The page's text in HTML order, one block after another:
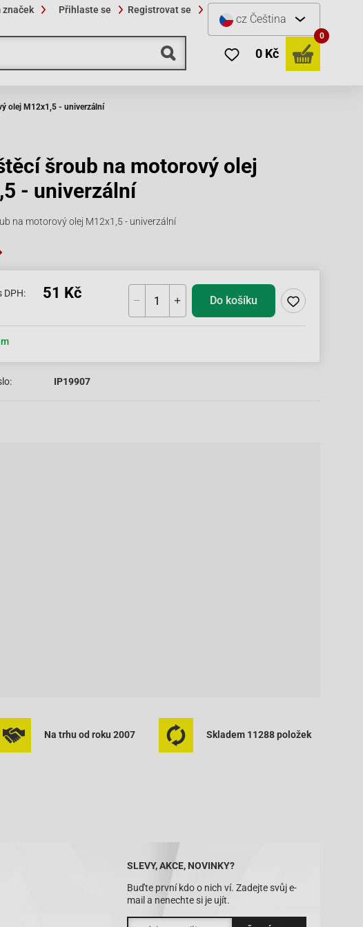
značek Přihlaste se Registrovat se
cz Čeština
0 Kč
0
olej M12x1,5 - univerzální
šroub na motorový olej
- univerzální
na motorový olej M12x1,5 - univerzální
DPH: 51 Kč Do košíku
IP19907
Na trhu od roku 2007 Skladem 11288 položek
SLEVY, AKCE, NOVINKY?
Buďte první kdo o nich ví. Zadejte svůj e-
mail a nenechte si je ujít.